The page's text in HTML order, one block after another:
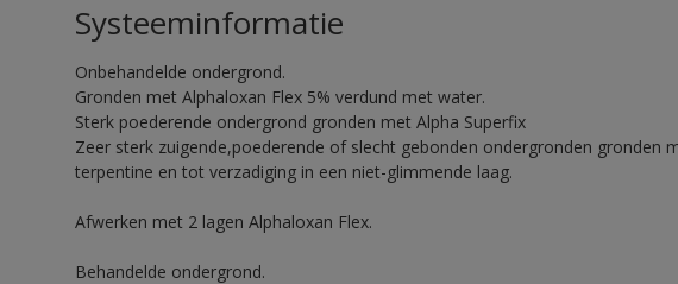
Systeeminformatie
Onbehandelde ondergrond.
Gronden met Alphaloxan Flex 5% verdund met water.
Sterk poederende ondergrond gronden met Alpha Superfix
Zeer sterk zuigende,poederende of slecht gebonden ondergronden gronden
terpentine en tot verzadiging in een niet-glimmende laag.
Afwerken met 2 lagen Alphaloxan Flex.
Behandelde ondergrond.